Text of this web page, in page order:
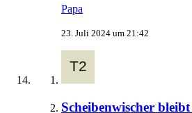
Papa
23. Juli 2024 um 21:42
Scheibenwischer bleibt